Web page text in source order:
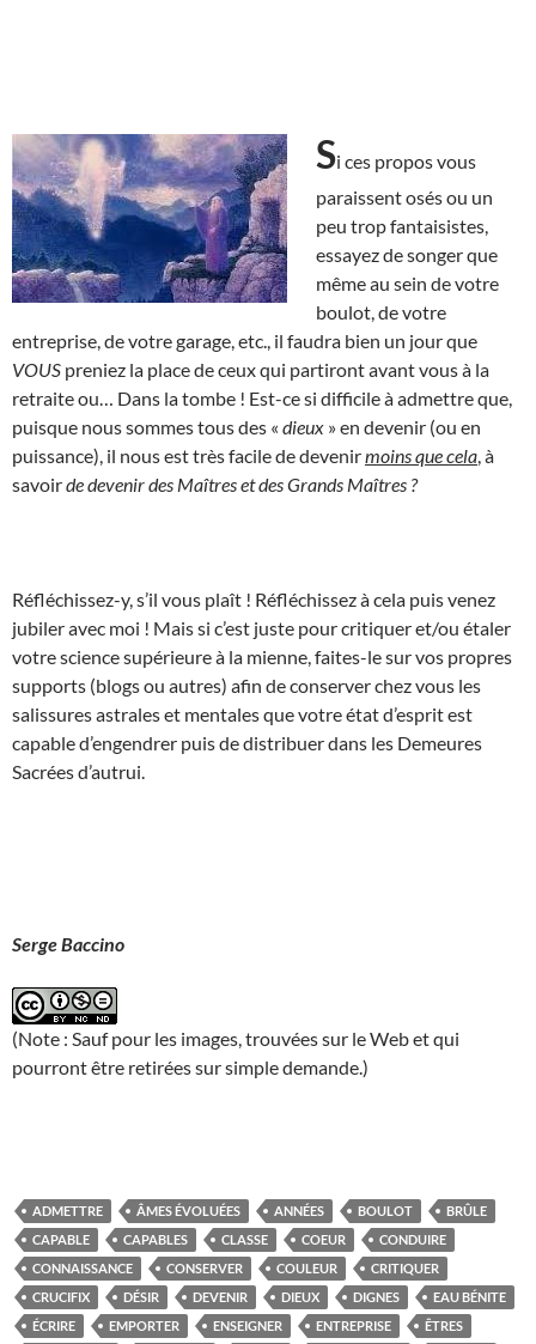
Si ces propos vous
paraissent osés ou un
peu trop fantaisistes,
essayez de songer que
même au sein de votre
boulot, de votre
entreprise, de votre garage, etc., il faudra bien un jour que
VOUS preniez la place de ceux qui partiront avant vous à la
retraite ou… Dans la tombe ! Est-ce si difficile à admettre que,
puisque nous sommes tous des « dieux » en devenir (ou en
puissance), il nous est très facile de devenirmoins que cela , à
savoirde devenir des Maîtres et des Grands Maîtres ?
Réfléchissez-y, s’il vous plaît ! Réfléchissez à cela puis venez
jubiler avec moi ! Mais si c’est juste pour critiquer et/ou étaler
votre science supérieure à la mienne, faites-le sur vos propres
supports (blogs ou autres) afin de conserver chez vous les
salissures astrales et mentales que votre état d’esprit est
capable d’engendrer puis de distribuer dans les Demeures
Sacrées d’autrui.
Serge Baccino
(Note : Sauf pour les images, trouvées sur le Web et qui
pourront être retirées sur simple demande.)
ADMETTRE ÂMES ÉVOLUÉES ANNÉES BOULOT
BRÛLE
CAPABLE
CAPABLES CLASSE COEUR
CONDUIRE
CONNAISSANCE
CONSERVER COULEUR
CRITIQUER
CRUCIFIX
DÉSIR DEVENIR DIEUX DIGNES
EAU BÉNITE
ÉCRIRE
EMPORTER ENSEIGNER ENTREPRISE
ÊTRES